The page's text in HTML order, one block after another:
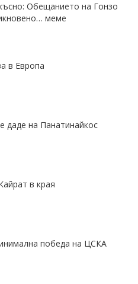
Обещанието на Гонзо
меме
в Европа
даде на Панатинайкос
в края
победа на ЦСКА